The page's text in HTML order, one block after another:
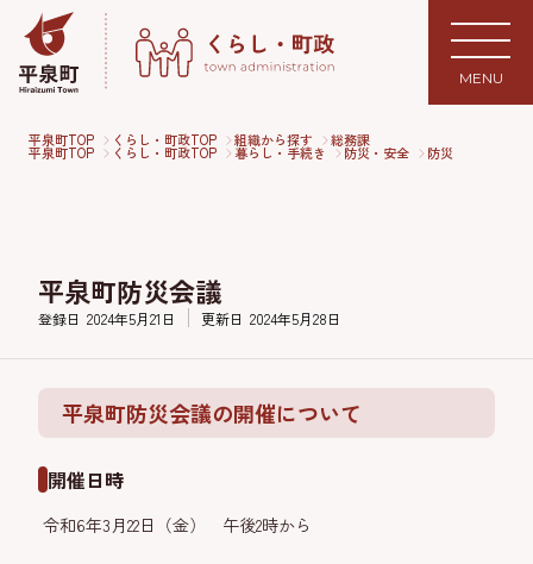
MENU
平泉町TOP くらし・町政TOP 組織から探す 総務課
平泉町TOP くらし・町政TOP 暮らし・手続き 防災・安全 防災
平泉町防災会議
登録日 2024年5月21日 更新日 2024年5月28日
平泉町防災会議の開催について
開催日時
令和6年3月22日（金） 午後2時から